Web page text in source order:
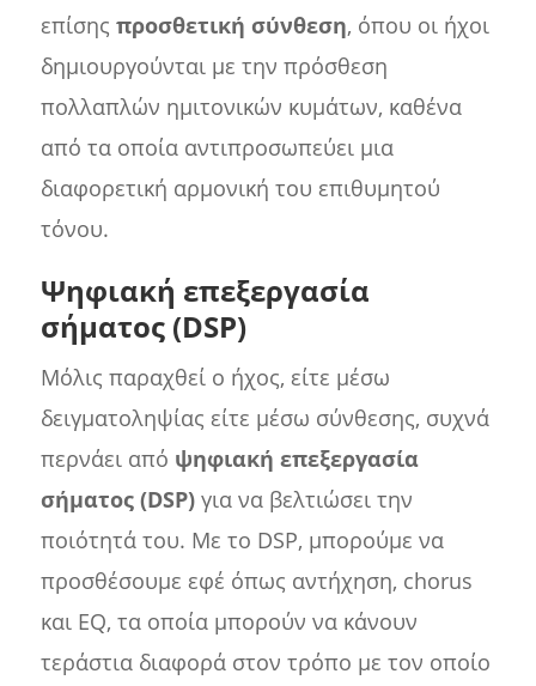
επίσης προσθετική σύνθεση, όπου οι ήχοι
δημιουργούνται με την πρόσθεση
πολλαπλών ημιτονικών κυμάτων, καθένα
από τα οποία αντιπροσωπεύει μια
διαφορετική αρμονική του επιθυμητού
τόνου.
Ψηφιακή επεξεργασία
σήματος (DSP)
Μόλις παραχθεί ο ήχος, είτε μέσω
δειγματοληψίας είτε μέσω σύνθεσης, συχνά
περνάει από ψηφιακή επεξεργασία
σήματος (DSP)για να βελτιώσει την
ποιότητά του. Με το DSP, μπορούμε να
προσθέσουμε εφέ όπως αντήχηση, chorus
και EQ, τα οποία μπορούν να κάνουν
τεράστια διαφορά στον τρόπο με τον οποίο